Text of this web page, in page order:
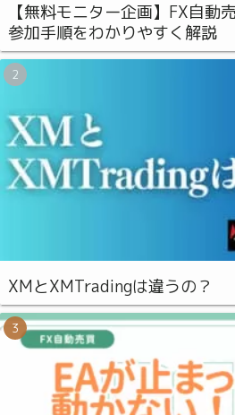
【無料モニター企画】FX自動
参加手順をわかりやすく解説
XMとXMTradingは違うの？